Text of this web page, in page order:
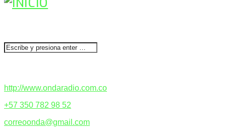
http://www.ondaradio.com.co
+57 350 782 98 52
correoonda@gmail.com